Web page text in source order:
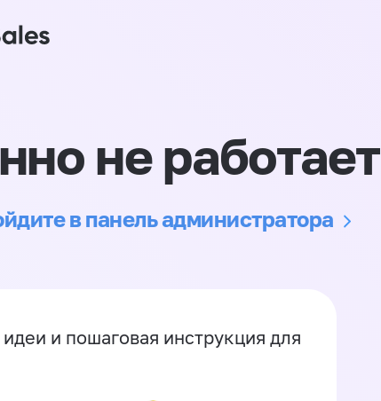
не работает
в панель администратора
и пошаговая инструкция для